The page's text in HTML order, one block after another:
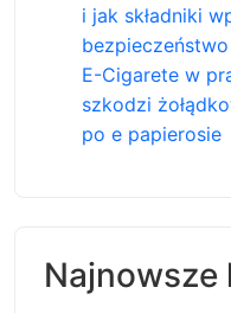
i jak składniki
bezpieczeństwo
E-Cigarete w
szkodzi
po e papierosie
Najnowsze